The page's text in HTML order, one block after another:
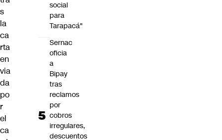
s
la
ca
rta
en
via
da
po
r
el
ca
social
para
Tarapacá"
Sernac
oficia
a
Bipay
tras
reclamos
por
cobros
irregulares,
descuentos